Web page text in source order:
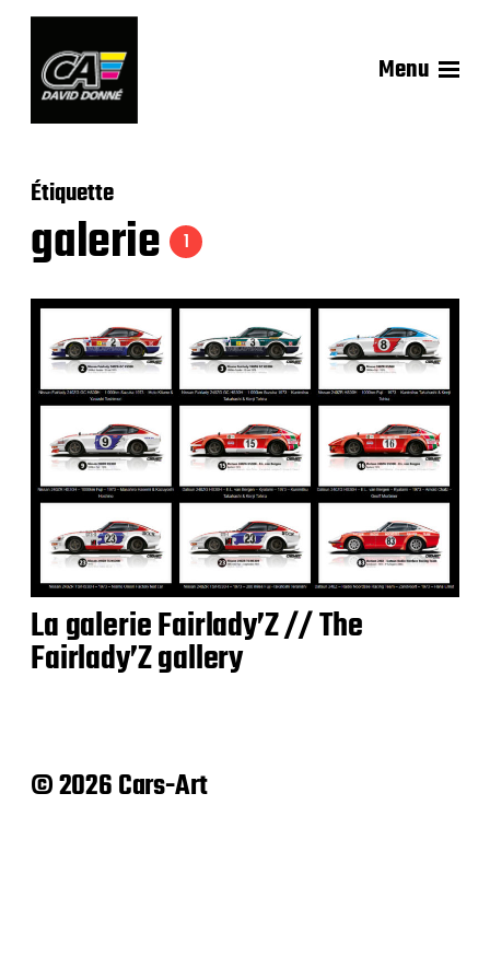
Menu
Étiquette
galerie 1
La galerie Fairlady’Z // The
Fairlady’Z gallery
© 2026 Cars-Art